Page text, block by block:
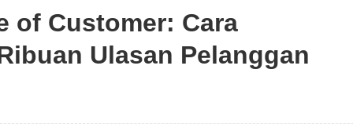
of Customer: Cara
Ulasan Pelanggan